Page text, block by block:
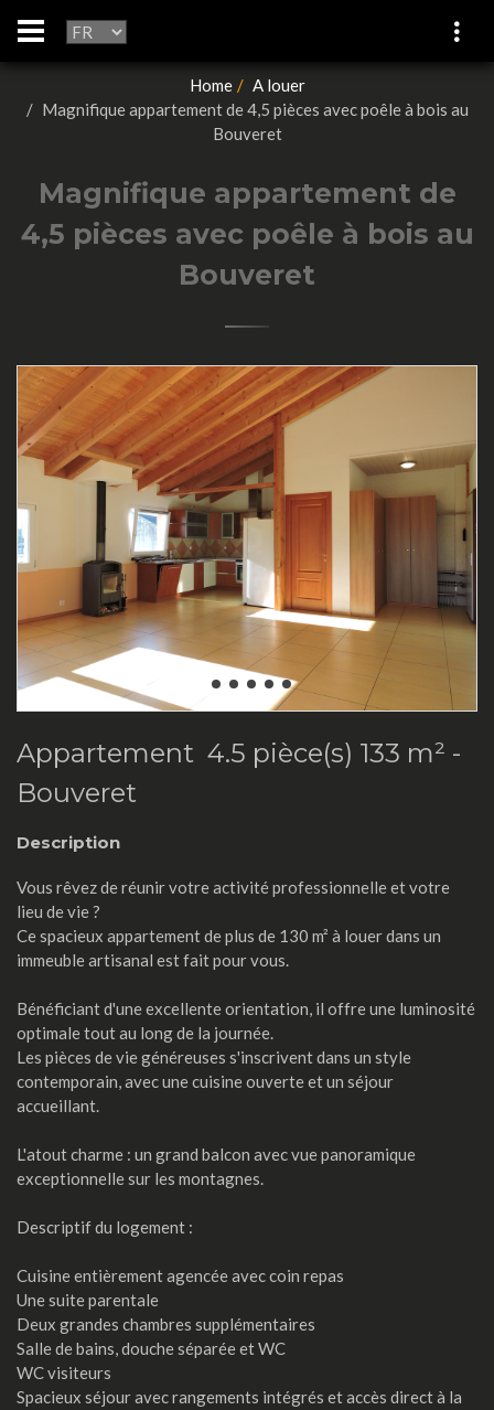
Home
A louer
Magnifique appartement de 4,5 pièces avec poêle à bois au
Bouveret
Magnifique appartement de
4,5 pièces avec poêle à bois au
Bouveret
Appartement 4.5 pièce(s) 133 m² -
Bouveret
Description
Vous rêvez de réunir votre activité professionnelle et votre
lieu de vie ?
Ce spacieux appartement de plus de 130 m² à louer dans un
immeuble artisanal est fait pour vous.
Bénéficiant d'une excellente orientation, il offre une luminosité
optimale tout au long de la journée.
Les pièces de vie généreuses s'inscrivent dans un style
contemporain, avec une cuisine ouverte et un séjour
accueillant.
L'atout charme : un grand balcon avec vue panoramique
exceptionnelle sur les montagnes.
Descriptif du logement :
Cuisine entièrement agencée avec coin repas
Une suite parentale
Deux grandes chambres supplémentaires
Salle de bains, douche séparée et WC
WC visiteurs
Spacieux séjour avec rangements intégrés et accès direct à la